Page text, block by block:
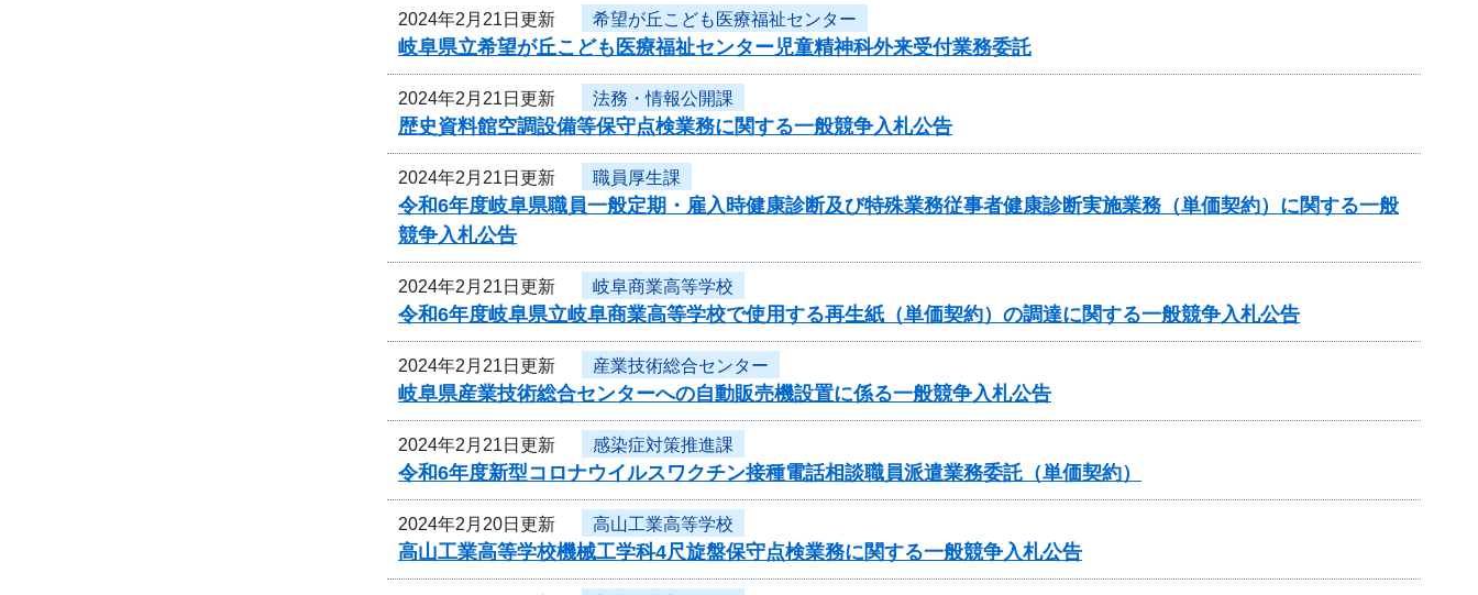
2024年2月21日更新 希望が丘こども医療福祉センター
岐阜県立希望が丘こども医療福祉センター児童精神科外来受付業務委託
2024年2月21日更新 法務・情報公開課
歴史資料館空調設備等保守点検業務に関する一般競争入札公告
2024年2月21日更新 職員厚生課
令和6年度岐阜県職員一般定期・雇入時健康診断及び特殊業務従事者健康診断実施業務（単価契約）に関する一般
競争入札公告
2024年2月21日更新 岐阜商業高等学校
令和6年度岐阜県立岐阜商業高等学校で使用する再生紙（単価契約）の調達に関する一般競争入札公告
2024年2月21日更新 産業技術総合センター
岐阜県産業技術総合センターへの自動販売機設置に係る一般競争入札公告
2024年2月21日更新 感染症対策推進課
令和6年度新型コロナウイルスワクチン接種電話相談職員派遣業務委託（単価契約）
2024年2月20日更新 高山工業高等学校
高山工業高等学校機械工学科4尺旋盤保守点検業務に関する一般競争入札公告